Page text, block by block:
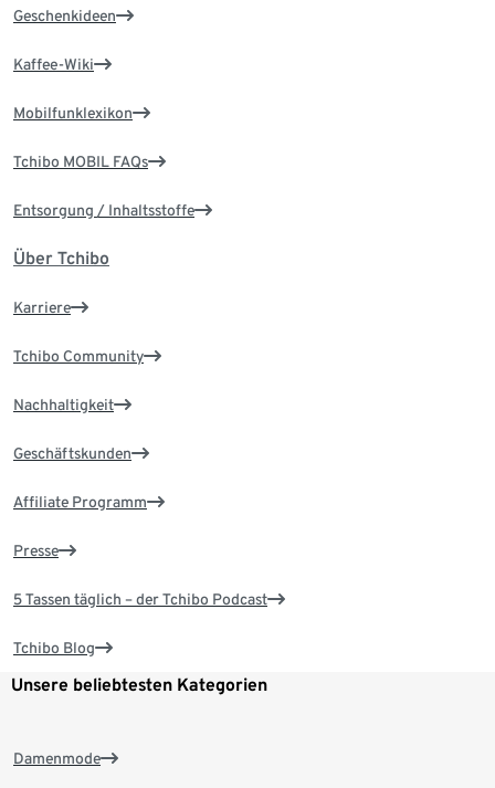
Geschenkideen
Kaffee-Wiki
Mobilfunklexikon
Tchibo MOBIL FAQs
Entsorgung / Inhaltsstoffe
Über Tchibo
Karriere
Tchibo Community
Nachhaltigkeit
Geschäftskunden
Affiliate Programm
Presse
5 Tassen täglich – der Tchibo Podcast
Tchibo Blog
Unsere beliebtesten Kategorien
Damenmode